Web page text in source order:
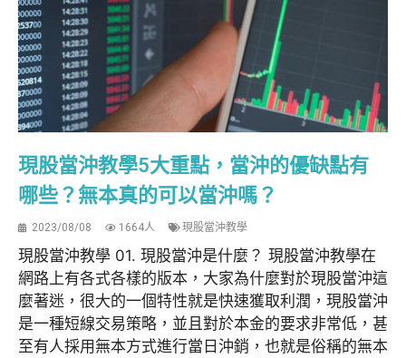
現股當沖教學5大重點，當沖的優缺點有
哪些？無本真的可以當沖嗎？
2023/08/08 1664人 現股當沖教學
現股當沖教學 01. 現股當沖是什麼？ 現股當沖教學在
網路上有各式各樣的版本，大家為什麼對於現股當沖這
麼著迷，很大的一個特性就是快速獲取利潤，現股當沖
是一種短線交易策略，並且對於本金的要求非常低，甚
至有人採用無本方式進行當日沖銷，也就是俗稱的無本